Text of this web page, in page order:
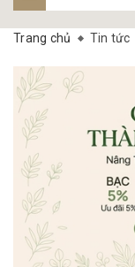
Trang chủ Tin tức